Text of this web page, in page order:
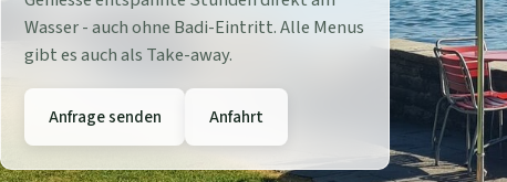
s
t
a
Wasser - auch ohne Badi-Eintritt. Alle Menus
gibt es auch als Take-away.
Anfrage senden Anfahrt